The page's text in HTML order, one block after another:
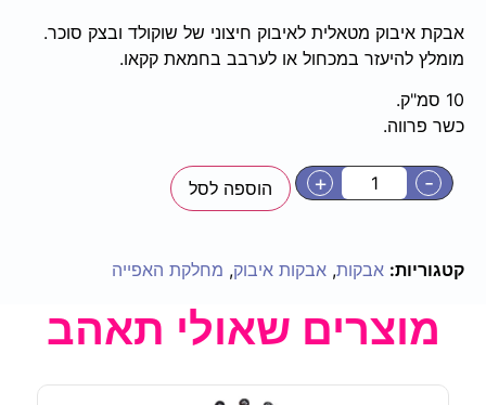
אבקת איבוק מטאלית לאיבוק חיצוני של שוקולד ובצק סוכר.
מומלץ להיעזר במכחול או לערבב בחמאת קקאו.
10 סמ"ק.
כשר פרווה.
-
+ הוספה לסל
קטגוריות: אבקות, אבקות איבוק, מחלקת האפייה
מוצרים שאולי תאהב